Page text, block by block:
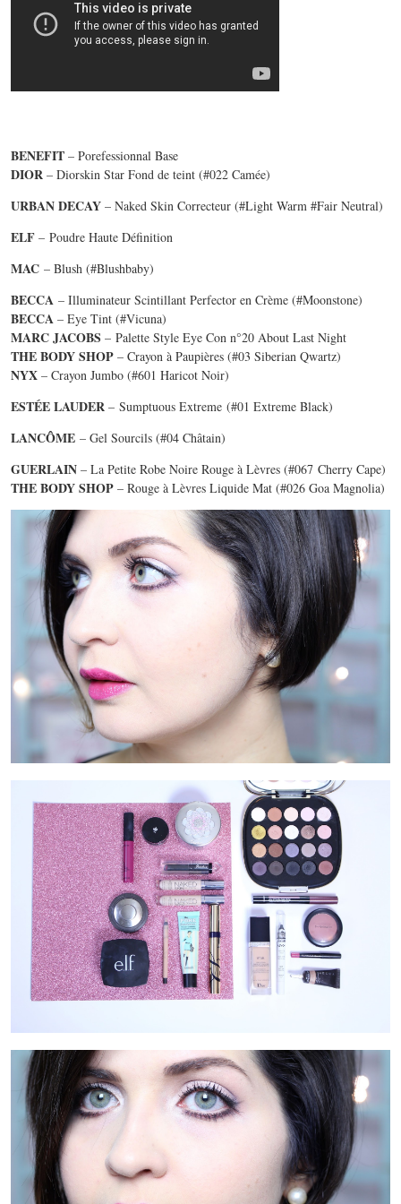
BENEFIT – Porefessionnal Base
DIOR – Diorskin Star Fond de teint (#022 Camée)
URBAN DECAY – Naked Skin Correcteur (#Light Warm #Fair Neutral)
ELF – Poudre Haute Définition
MAC – Blush (#Blushbaby)
BECCA – Illuminateur Scintillant Perfector en Crème (#Moonstone)
BECCA – Eye Tint (#Vicuna)
MARC JACOBS – Palette Style Eye Con n°20 About Last Night
THE BODY SHOP – Crayon à Paupières (#03 Siberian Qwartz)
NYX – Crayon Jumbo (#601 Haricot Noir)
ESTÉE LAUDER – Sumptuous Extreme (#01 Extreme Black)
LANCÔME – Gel Sourcils (#04 Châtain)
GUERLAIN – La Petite Robe Noire Rouge à Lèvres (#067 Cherry Cape)
THE BODY SHOP – Rouge à Lèvres Liquide Mat (#026 Goa Magnolia)